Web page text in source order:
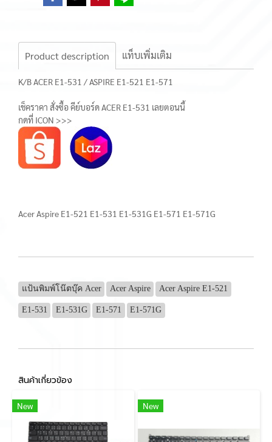
Product description แท็บเพิ่มเติม
K/B ACER E1-531 / ASPIRE E1-521 E1-571
เช็คราคา สั่งซื้อ คีย์บอร์ด ACER E1-531 เลยตอนนี้
กดที่ ICON >>>
Acer Aspire E1-521 E1-531 E1-531G E1-571 E1-571G
แป้นพิมพ์โน๊ตบุ๊ค Acer Acer Aspire Acer Aspire E1-521
E1-531 E1-531G E1-571 E1-571G
สินค้าเกี่ยวข้อง
New New